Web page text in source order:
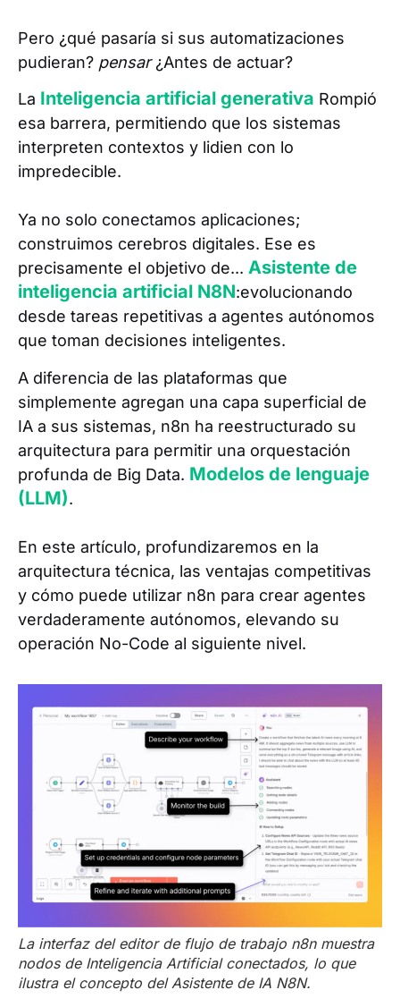
Pero ¿qué pasaría si sus automatizaciones
pudieran? pensar¿Antes de actuar?
La Inteligencia artificial generativa Rompió
esa barrera, permitiendo que los sistemas
interpreten contextos y lidien con lo
impredecible.
Ya no solo conectamos aplicaciones;
construimos cerebros digitales. Ese es
precisamente el objetivo de... Asistente de
inteligencia artificial N8N:evolucionando
desde tareas repetitivas a agentes autónomos
que toman decisiones inteligentes.
A diferencia de las plataformas que
simplemente agregan una capa superficial de
IA a sus sistemas, n8n ha reestructurado su
arquitectura para permitir una orquestación
profunda de Big Data. Modelos de lenguaje
(LLM).
En este artículo, profundizaremos en la
arquitectura técnica, las ventajas competitivas
y cómo puede utilizar n8n para crear agentes
verdaderamente autónomos, elevando su
operación No-Code al siguiente nivel.
La interfaz del editor de flujo de trabajo n8n muestra
nodos de Inteligencia Artificial conectados, lo que
ilustra el concepto del Asistente de IA N8N.